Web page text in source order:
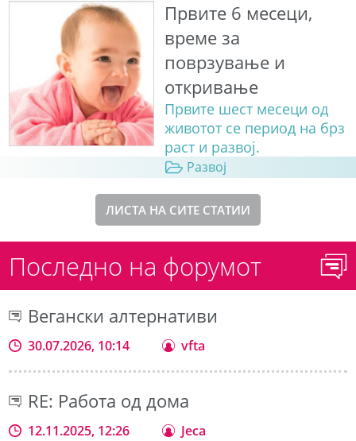
Првите 6 месеци,
време за
поврзување и
откривање
Првите шест месеци од
животот се период на брз
раст и развој.
Развој
ЛИСТА НА СИТЕ СТАТИИ
Последно на форумот
Вегански алтернативи
30.07.2026, 10:14 vfta
RE: Работа од дома
12.11.2025, 12:26 Jeca